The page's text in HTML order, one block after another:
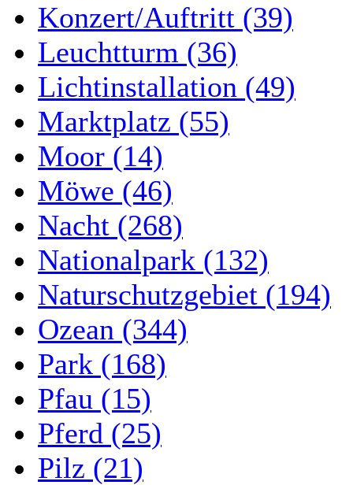
Konzert/Auftritt (39)
Leuchtturm (36)
Lichtinstallation (49)
Marktplatz (55)
Moor (14)
Möwe (46)
Nacht (268)
Nationalpark (132)
Naturschutzgebiet (194)
Ozean (344)
Park (168)
Pfau (15)
Pferd (25)
Pilz (21)